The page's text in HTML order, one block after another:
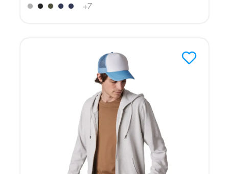
+7